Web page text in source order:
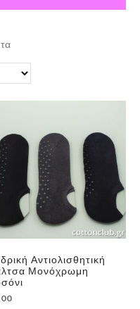
Sorted
by
latest
Αντιολισθητική
Μονόχρωμη